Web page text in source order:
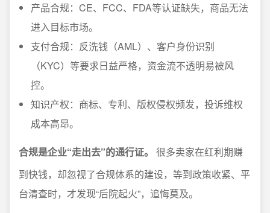
产品合规：CE、FCC、FDA等认证缺失，商品无法
进入目标市场。
支付合规：反洗钱（AML）、客户身份识别
（KYC）等要求日益严格，资金流不透明易被风
控。
知识产权：商标、专利、版权侵权频发，投诉维权
成本高昂。
合规是企业“走出去”的通行证。
很多卖家在红利期赚
到快钱，却忽视了合规体系的建设，等到政策收紧、平
台清查时，才发现“后院起火”，追悔莫及。